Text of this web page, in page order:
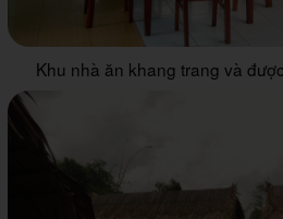
Khu nhà ăn khang trang và